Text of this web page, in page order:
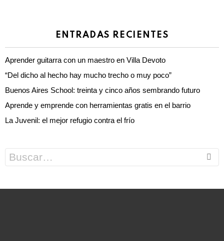
ENTRADAS RECIENTES
Aprender guitarra con un maestro en Villa Devoto
“Del dicho al hecho hay mucho trecho o muy poco”
Buenos Aires School: treinta y cinco años sembrando futuro
Aprende y emprende con herramientas gratis en el barrio
La Juvenil: el mejor refugio contra el frío
for: